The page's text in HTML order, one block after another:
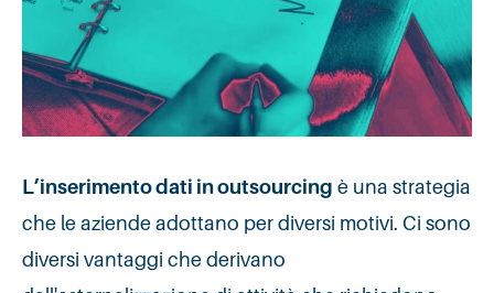
L’inserimento dati in outsourcing è una strategia
che le aziende adottano per diversi motivi. Ci sono
diversi vantaggi che derivano